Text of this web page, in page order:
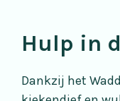
Hulp in
Dankzij het